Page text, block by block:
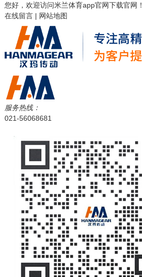
您好，欢迎访问米兰体育app官网下载官网！
在线留言| 网站地图
服务热线：
021-56068681